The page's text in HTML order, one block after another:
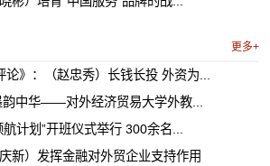
更多+
论》：（赵忠秀）长钱长投 外资为...
中华——对外经济贸易大学外教...
计划”开班仪式举行 300余名...
新）发挥金融对外贸企业支持作用